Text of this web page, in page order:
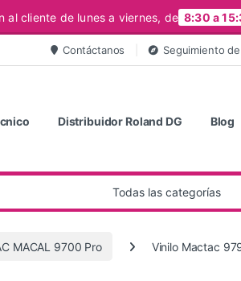
al cliente de lunes a viernes, de 8:30 a
Contáctanos Seguimiento
Distribuidor Roland DG Blog
MACAL 9700 Pro Vinilo Mactac